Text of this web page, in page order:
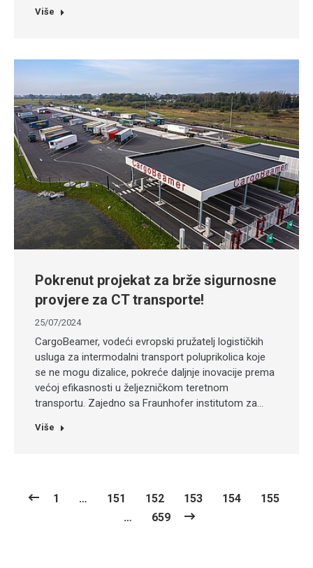
Više
Pokrenut projekat za brže sigurnosne
provjere za CT transporte!
25/07/2024
CargoBeamer, vodeći evropski pružatelj logističkih
usluga za intermodalni transport poluprikolica koje
se ne mogu dizalice, pokreće daljnje inovacije prema
većoj efikasnosti u željezničkom teretnom
transportu. Zajedno sa Fraunhofer institutom za…
Više
1 … 151 152 153 154
155
…
659